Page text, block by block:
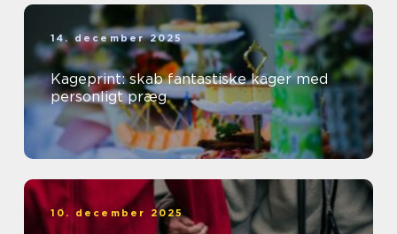
14. december 2025
Kageprint: skab fantastiske kager med
personligt præg
10. december 2025